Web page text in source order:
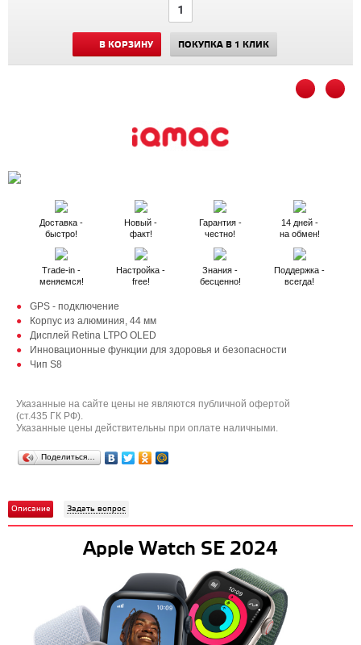
В КОРЗИНУ ПОКУПКА В 1 КЛИК
Доставка -
быстро!
Новый -
факт!
Гарантия -
честно!
14 дней -
на обмен!
Trade-in -
меняемся!
Настройка -
free!
Знания -
бесценно!
Поддержка -
всегда!
GPS - подключение
Корпус из алюминия, 44 мм
Дисплей Retina LTPO OLED
Инновационные функции для здоровья и безопасности
Чип S8
Указанные на сайте цены не являются публичной офертой
(ст.435 ГК РФ).
Указанные цены действительны при оплате наличными.
Поделиться…
Описание Задать вопрос
Apple Watch SE 2024